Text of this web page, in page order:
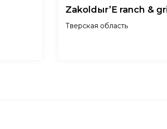
Zakoldыr’E ranch &
Тверская область